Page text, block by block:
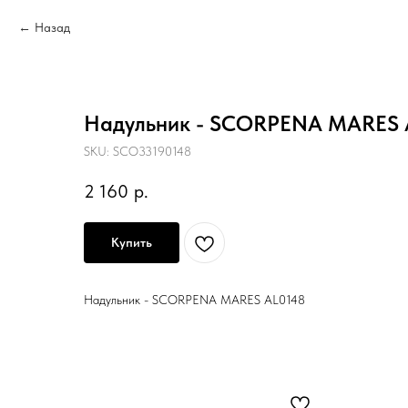
Назад
Надульник - SCORPENA MARES
SKU: SCO33190148
2 160 р.
Купить
Надульник - SCORPENA MARES AL0148